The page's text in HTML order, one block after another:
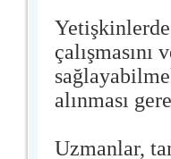
çalışmasını
alınması
Uzmanlar,